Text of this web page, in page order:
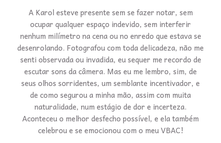
A Karol esteve presente sem se fazer notar, sem
ocupar qualquer espaço indevido, sem interferir
nenhum milímetro na cena ou no enredo que estava se
desenrolando. Fotografou com toda delicadeza, não me
senti observada ou invadida, eu sequer me recordo de
escutar sons da câmera. Mas eu me lembro, sim, de
seus olhos sorridentes, um semblante incentivador, e
de como segurou a minha mão, assim com muita
naturalidade, num estágio de dor e incerteza.
Aconteceu o melhor desfecho possível, e ela também
celebrou e se emocionou com o meu VBAC!